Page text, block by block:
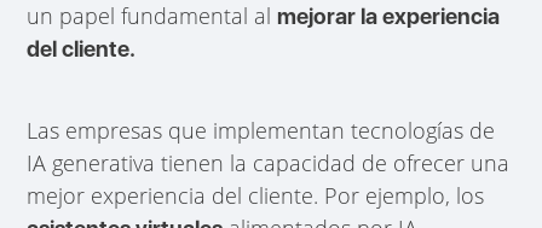
un papel fundamental almejorar la experiencia
del cliente.
Las empresas que implementan tecnologías de
IA generativa tienen la capacidad de ofrecer una
mejor experiencia del cliente. Por ejemplo, los